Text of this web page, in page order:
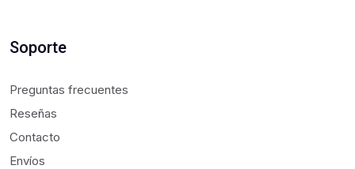
Soporte
Preguntas frecuentes
Reseñas
Contacto
Envíos